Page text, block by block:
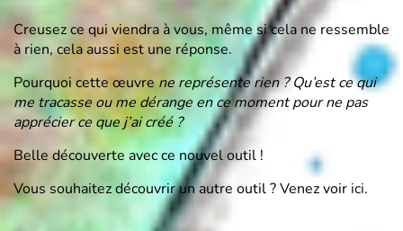
Creusez ce qui viendra à vous, même si cela ne ressemble
à rien, cela aussi est une réponse.
Pourquoi cette œuvre ne représente rien ? Qu’est ce qui
me tracasse ou me dérange en ce moment pour ne pas
apprécier ce que j’ai créé ?
Belle découverte avec ce nouvel outil !
Vous souhaitez découvrir un autre outil ? Venez voir ici.